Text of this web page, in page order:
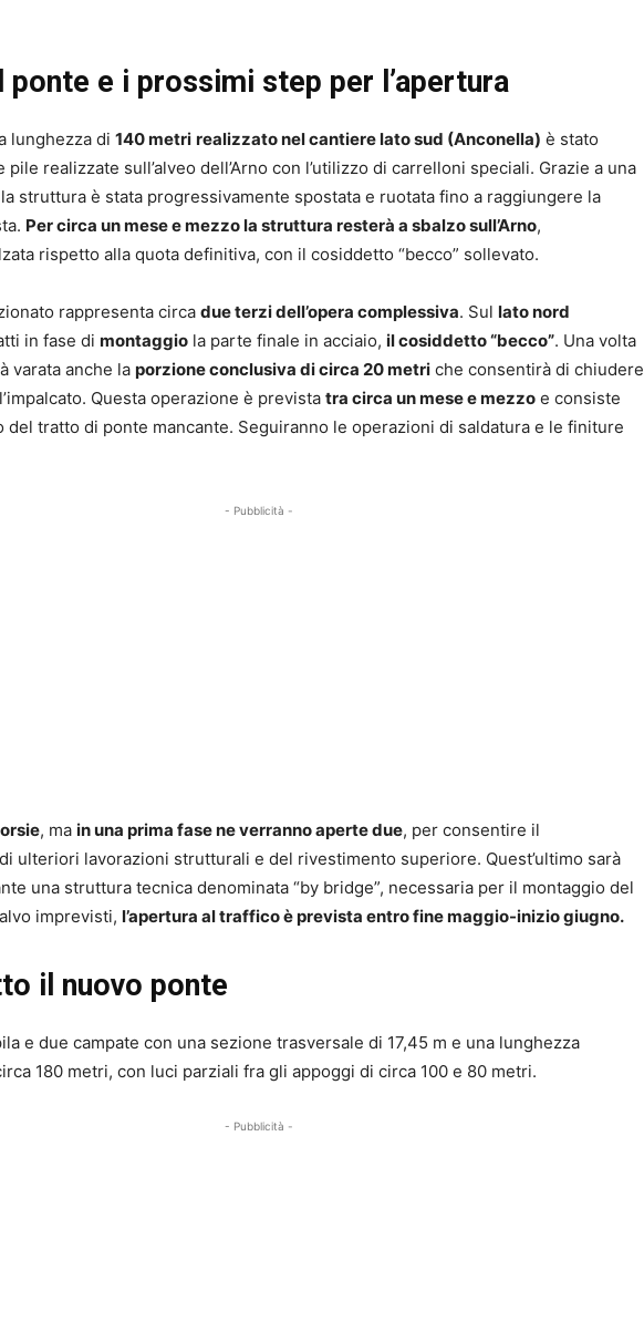
ponte e i prossimi step per l’apertura
lunghezza di 140 metri realizzato nel cantiere lato sud (Anconella) è stato
realizzate sull’alveo dell’Arno con l’utilizzo di carrelloni speciali. Grazie a una
la struttura è stata progressivamente spostata e ruotata fino a raggiungere la
Per circa un mese e mezzo la struttura resterà a sbalzo sull’Arno,
rispetto alla quota definitiva, con il cosiddetto “becco” sollevato.
rappresenta circa due terzi dell’opera complessiva. Sul lato nord
in fase di montaggio la parte finale in acciaio, il cosiddetto “becco”. Una volta
varata anche la porzione conclusiva di circa 20 metri che consentirà di chiudere
Questa operazione è prevista tra circa un mese e mezzo e consiste
del tratto di ponte mancante. Seguiranno le operazioni di saldatura e le finiture
- Pubblicità -
, ma in una prima fase ne verranno aperte due, per consentire il
ulteriori lavorazioni strutturali e del rivestimento superiore. Quest’ultimo sarà
una struttura tecnica denominata “by bridge”, necessaria per il montaggio del
imprevisti, l’apertura al traffico è prevista entro fine maggio-inizio giugno.
il nuovo ponte
e due campate con una sezione trasversale di 17,45 m e una lunghezza
180 metri, con luci parziali fra gli appoggi di circa 100 e 80 metri.
- Pubblicità -